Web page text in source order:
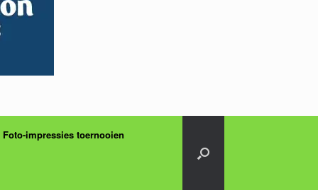
Foto-impressies toernooien